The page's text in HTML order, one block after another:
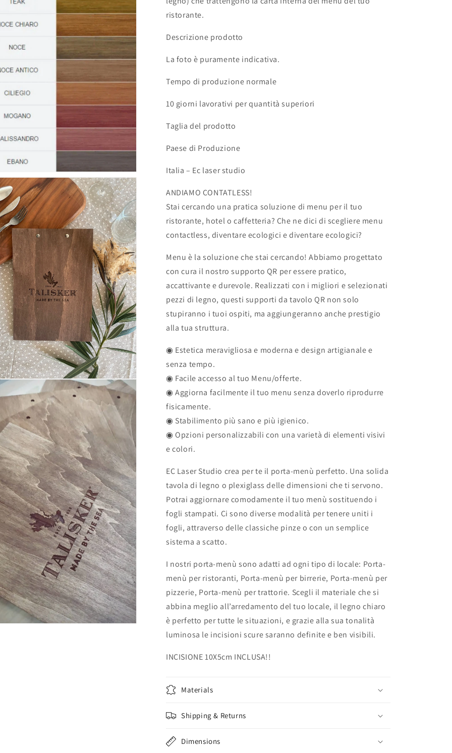
ristorante.
Descrizione prodotto
La foto è puramente indicativa.
Tempo di produzione normale
10 giorni lavorativi per quantità superiori
Taglia del prodotto
Paese di Produzione
Italia – Ec laser studio
ANDIAMO CONTATLESS!
Stai cercando una pratica soluzione di menu per il tuo
ristorante, hotel o caffetteria? Che ne dici di scegliere menu
contactless, diventare ecologici e diventare ecologici?
Menu è la soluzione che stai cercando! Abbiamo progettato
con cura il nostro supporto QR per essere pratico,
accattivante e durevole. Realizzati con i migliori e selezionati
pezzi di legno, questi supporti da tavolo QR non solo
stupiranno i tuoi ospiti, ma aggiungeranno anche prestigio
alla tua struttura.
◉ Estetica meravigliosa e moderna e design artigianale e
senza tempo.
◉ Facile accesso al tuo Menu/offerte.
◉ Aggiorna facilmente il tuo menu senza doverlo riprodurre
fisicamente.
◉ Stabilimento più sano e più igienico.
◉ Opzioni personalizzabili con una varietà di elementi visivi
e colori.
EC Laser Studio crea per te il porta-menù perfetto. Una solida
tavola di legno o plexiglass delle dimensioni che ti servono.
Potrai aggiornare comodamente il tuo menù sostituendo i
fogli stampati. Ci sono diverse modalità per tenere uniti i
fogli, attraverso delle classiche pinze o con un semplice
sistema a scatto.
I nostri porta-menù sono adatti ad ogni tipo di locale: Porta-
menù per ristoranti, Porta-menù per birrerie, Porta-menù per
pizzerie, Porta-menù per trattorie. Scegli il materiale che si
abbina meglio all’arredamento del tuo locale, il legno chiaro
è perfetto per tutte le situazioni, e grazie alla sua tonalità
luminosa le incisioni scure saranno definite e ben visibili.
INCISIONE 10X5cm INCLUSA!!
Materials
Shipping & Returns
Dimensions